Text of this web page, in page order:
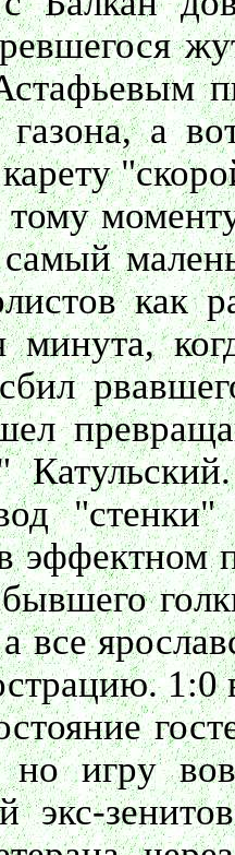
а
самый
как
минута,
эффектном
все
1:0
но игру
экс-